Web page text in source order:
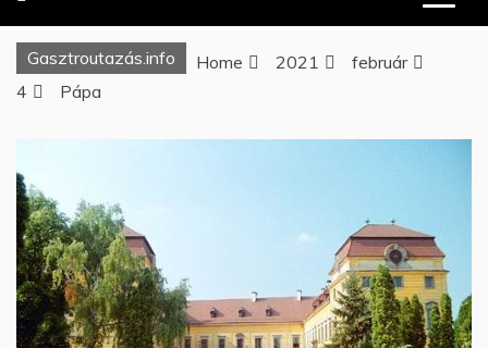
Gasztroutazás.info Home 2021
február
4
Pápa